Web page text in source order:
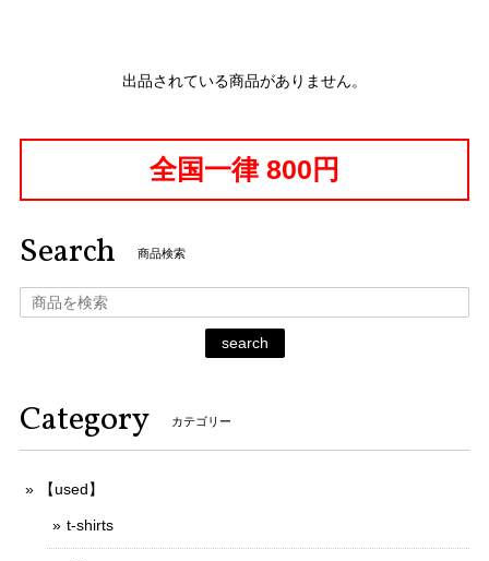
出品されている商品がありません。
全国一律 800円
Search 商品検索
search
Category カテゴリー
【used】
t-shirts